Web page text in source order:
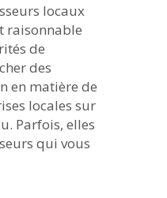
locaux
raisonnable
de
des
en matière de
locales sur
Parfois, elles
qui vous